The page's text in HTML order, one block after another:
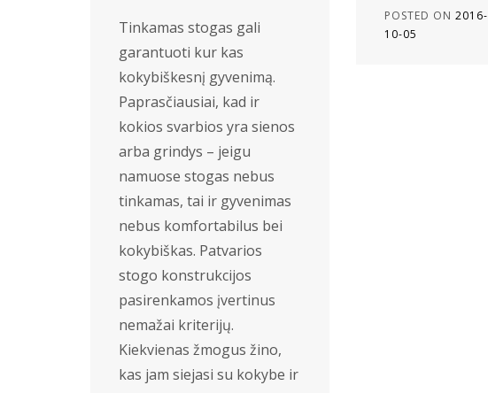
Tinkamas stogas gali
garantuoti kur kas
kokybiškesnį gyvenimą.
Paprasčiausiai, kad ir
kokios svarbios yra sienos
arba grindys – jeigu
namuose stogas nebus
tinkamas, tai ir gyvenimas
nebus komfortabilus bei
kokybiškas. Patvarios
stogo konstrukcijos
pasirenkamos įvertinus
nemažai kriterijų.
Kiekvienas žmogus žino,
kas jam siejasi su kokybe ir
POSTED ON2016-
10-05